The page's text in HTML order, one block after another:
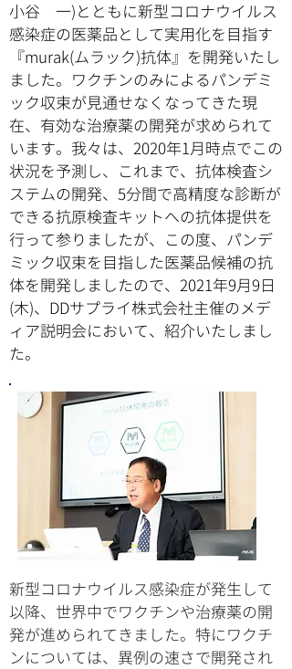
小谷 一)とともに新型コロナウイルス
感染症の医薬品として実用化を目指す
『murak(ムラック)抗体』を開発いたし
ました。ワクチンのみによるパンデミ
ック収束が見通せなくなってきた現
在、有効な治療薬の開発が求められて
います。我々は、2020年1月時点でこの
状況を予測し、これまで、抗体検査シ
ステムの開発、5分間で高精度な診断が
できる抗原検査キットへの抗体提供を
行って参りましたが、この度、パンデ
ミック収束を目指した医薬品候補の抗
体を開発しましたので、2021年9月9日
(木)、DDサプライ株式会社主催のメデ
ィア説明会において、紹介いたしまし
た。
新型コロナウイルス感染症が発生して
以降、世界中でワクチンや治療薬の開
発が進められてきました。特にワクチ
ンについては、異例の速さで開発され